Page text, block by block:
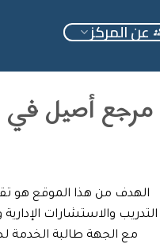
عن المركز
مرجع أصيل في
الهدف من هذا الموقع هو
التدريب والاستشارات
مع الجهة طالبة الخدمة